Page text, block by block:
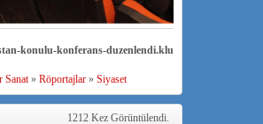
konulu-konferans-duzenlendi.klu
Sanat» Röportajlar» Siyaset
1212 Kez Görüntülendi.